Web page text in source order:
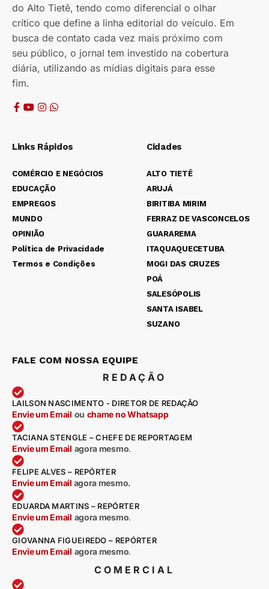
do Alto Tietê, tendo como diferencial o olhar
crítico que define a linha editorial do veículo. Em
busca de contato cada vez mais próximo com
seu público, o jornal tem investido na cobertura
diária, utilizando as mídias digitais para esse
fim.
Links Rápidos
COMÉRCIO E NEGÓCIOS
EDUCAÇÃO
EMPREGOS
MUNDO
OPINIÃO
Política de Privacidade
Termos e Condições
Cidades
ALTO TIETÊ
ARUJÁ
BIRITIBA MIRIM
FERRAZ DE VASCONCELOS
GUARAREMA
ITAQUAQUECETUBA
MOGI DAS CRUZES
POÁ
SALESÓPOLIS
SANTA ISABEL
SUZANO
FALE COM NOSSA EQUIPE
REDAÇÃO
LAILSON NASCIMENTO - DIRETOR DE REDAÇÃO
Envie um Email ou chame no Whatsapp
TACIANA STENGLE – CHEFE DE REPORTAGEM
Envie um Email agora mesmo.
FELIPE ALVES – REPÓRTER
Envie um Email agora mesmo.
EDUARDA MARTINS – REPÓRTER
Envie um Email agora mesmo.
GIOVANNA FIGUEIREDO – REPÓRTER
Envie um Email agora mesmo.
COMERCIAL